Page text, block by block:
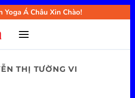
Bỏ
qua
nội
Yoga Á Châu Xin Chào!
THỊ TƯỜNG VI